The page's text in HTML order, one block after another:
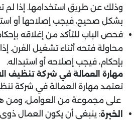
وذلك عن طريق استخدامها. إذا لم
بشكل صحيح، فيجب إصلاحها أو
فحص الباب للتأكد من إغلاقه
محاولة فتحه أثناء تشغيل الفرن.
بإحكام، فيجب إصلاحه أو استبداله.
مهارة العمالة في شركة تنظيف
تعتمد مهارة العمالة في شركة
على مجموعة من العوامل، ومن
الخبرة: ينبغي أن يكون العمال